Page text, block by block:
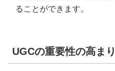
ることができます。
UGCの重要性の高まり